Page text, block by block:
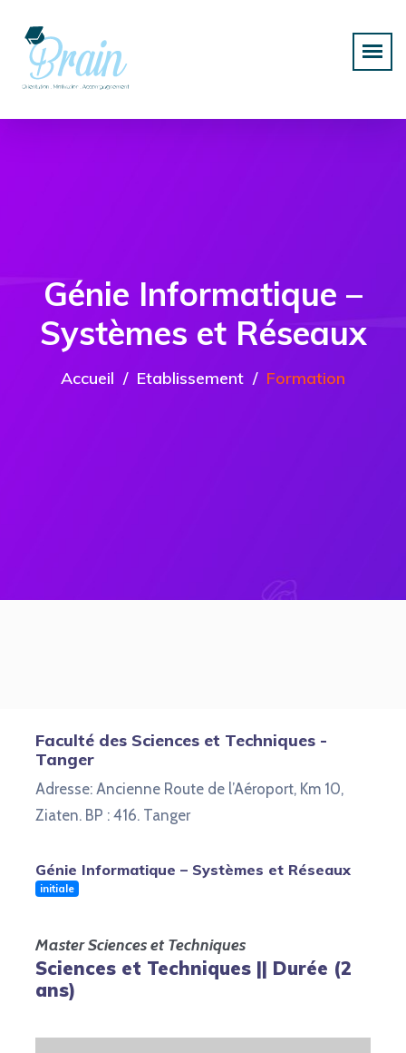
Génie Informatique –
Systèmes et Réseaux
Accueil Etablissement Formation
Faculté des Sciences et Techniques -
Tanger
Adresse: Ancienne Route de l’Aéroport, Km 10,
Ziaten. BP : 416. Tanger
Génie Informatique – Systèmes et Réseaux
initiale
Master Sciences et Techniques
Sciences et Techniques || Durée (2
ans)